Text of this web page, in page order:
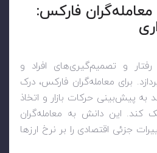
معامله‌گران فارکس:
و تصمیم‌گیری‌های افراد و
برای معامله‌گران فارکس، درک
به پیش‌بینی حرکات بازار و اتخاذ
کند. این دانش به معامله‌گران
جزئی اقتصادی را بر نرخ ارزها